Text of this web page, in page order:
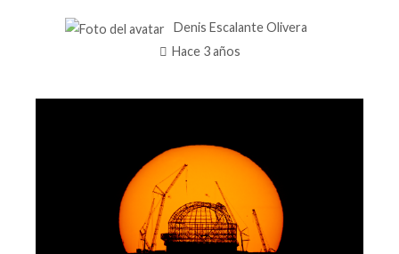
Denis Escalante Olivera
Hace 3 años